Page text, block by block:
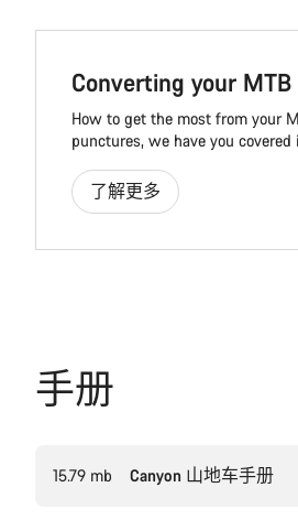
Converting your
How to get the most from your
punctures, we have you
了解更多
手册
15.79 mb Canyon 山地车手册